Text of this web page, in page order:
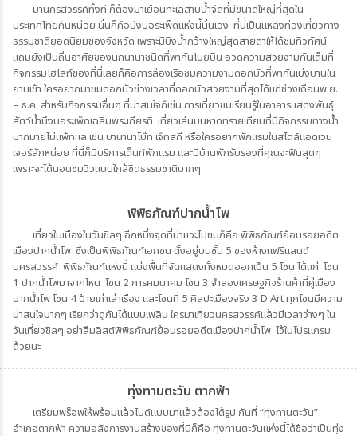
มานครสวรรค์ทั้งที ก็ต้องมาเยือนทะเลสาบน้ำจืดที่มีขนาดใหญ่ที่สุดใน
ประเทศไทยกันหน่อย นั่นก็คือบึงบอระเพ็ดแห่งนี้นั่นเอง ที่นี่เป็นแหล่งท่องเที่ยวทาง
ธรรมชาติยอดนิยมของจังหวัด เพราะมีบึงน้ำกว้างใหญ่สุดสายตาให้ได้ชมทิวทัศน์
แถมยังเป็นถิ่นอาศัยของนกนานาชนิดที่พากันโบยบิน อวดความสวยงามกันเต็มที่
กิจกรรมไฮไลท์ของที่นี่เลยก็คือการล่องเรือชมความงามดอกบัวที่พากันเบ่งบานใน
ยามเช้า ใครอยากมาชมดอกบัวช่วงเวลาที่ดอกบัวสวยงามที่สุดได้แก่ช่วงเดือนพ.ย.
– ธ.ค. สำหรับกิจกรรมอื่นๆ ที่น่าสนใจก็เช่น การเที่ยวชมเรียนรู้ในอาคารแสดงพันธุ์
สัตว์น้ำบึงบอระเพ็ดเฉลิมพระเกียรติ เที่ยวเล่นบนหาดทรายเทียมที่มีกิจกรรมทางน้ำ
มากมายไม่แพ้ทะเล เช่น บานานาโบ๊ท เจ็ทสกี หรือใครอยากพักแรมในสไตล์แอดเวน
เจอร์สักหน่อย ที่นี่ก็มีบริการเต็นท์พักแรม และมีบ้านพักรับรองที่คุณจะฟินสุดๆ
เพราะจะได้นอนชมวิวแบบใกล้ชิดธรรมชาติมากๆ
พิพิธภัณฑ์ปากน้ำโพ
เที่ยวในเมืองในวันชิลๆ อีกหนึ่งจุดที่น่าแวะไปชมก็คือ พิพิธภัณฑ์ย้อนรอยอดีต
เมืองปากน้ำโพ ซึ่งเป็นพิพิธภัณฑ์เอกชน ตั้งอยู่บนชั้น 5 ของห้างแฟรี่แลนด์
นครสวรรค์ พิพิธภัณฑ์แห่งนี้ แบ่งพื้นที่จัดแสดงทั้งหมดออกเป็น 5 โซน ได้แก่ โซน
1 ปากน้ำโพมาจากไหน โซน 2 การคมนาคม โซน 3 จำลองเศรษฐกิจร้านค้าที่คู่เมือง
ปากน้ำโพ โซน 4 ป้ายเก่าเล่าเรื่อง และโซนที่ 5 ศิลปะเมืองจริง 3 D Art ทุกโซนมีความ
น่าสนใจมากๆ เรียกว่าดูกันได้แบบเพลิน ใครมาเที่ยวนครสวรรค์แล้วมีเวลาว่างๆ ใน
วันเที่ยวชิลๆ อย่าลืมลิสต์พิพิธภัณฑ์ย้อนรอยอดีตเมืองปากน้ำโพ ไว้ในโปรแกรม
ด้วยนะ
ทุ่งทานตะวัน ตากฟ้า
เตรียมพร็อพให้พร้อมแล้วไปด์แบบมาแล้วต้องได้รูป กันที่ “ทุ่งทานตะวัน”
อำเภอตากฟ้า ความอลังการงานสร้างของที่นี่ก็คือ ทุ่งทานตะวันแห่งนี้ได้ชื่อว่าเป็นทุ่ง